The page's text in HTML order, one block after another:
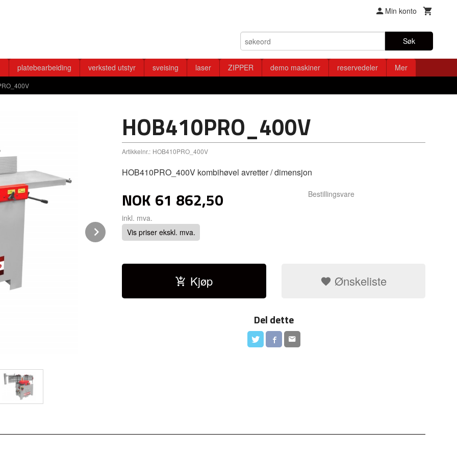
Min konto
Søk
platebearbeiding verksted utstyr sveising laser ZIPPER demo maskiner reservedeler Mer
Next
HOB410PRO_400V
Artikkelnr.: HOB410PRO_400V
HOB410PRO_400V kombihøvel avretter / dimensjon
NOK 61 862,50
inkl. mva.
Vis priser ekskl. mva.
Bestillingsvare
Kjøp Ønskeliste
Del dette